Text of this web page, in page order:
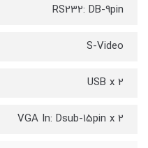
RS232: DB-9pin
S-Video
USB x 2
VGA In: Dsub-15pin x 2